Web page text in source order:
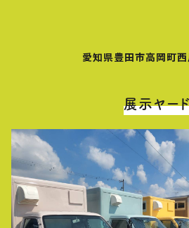
愛知県豊田市高岡町
展示ヤー